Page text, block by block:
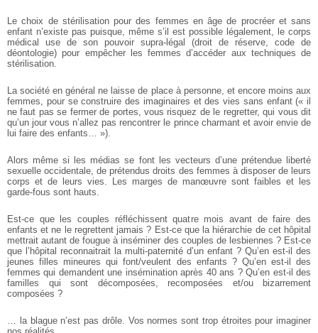
Le choix de stérilisation pour des femmes en âge de procréer et sans
enfant n’existe pas puisque, même s’il est possible légalement, le corps
médical use de son pouvoir supra-légal (droit de réserve, code de
déontologie) pour empêcher les femmes d’accéder aux techniques de
stérilisation.
La société en général ne laisse de place à personne, et encore moins aux
femmes, pour se construire des imaginaires et des vies sans enfant (« il
ne faut pas se fermer de portes, vous risquez de le regretter, qui vous dit
qu’un jour vous n’allez pas rencontrer le prince charmant et avoir envie de
lui faire des enfants… »).
Alors même si les médias se font les vecteurs d’une prétendue liberté
sexuelle occidentale, de prétendus droits des femmes à disposer de leurs
corps et de leurs vies. Les marges de manœuvre sont faibles et les
garde-fous sont hauts.
Est-ce que les couples réfléchissent quatre mois avant de faire des
enfants et ne le regrettent jamais ? Est-ce que la hiérarchie de cet hôpital
mettrait autant de fougue à inséminer des couples de lesbiennes ? Est-ce
que l’hôpital reconnaitrait la multi-paternité d’un enfant ? Qu’en est-il des
jeunes filles mineures qui font/veulent des enfants ? Qu’en est-il des
femmes qui demandent une insémination après 40 ans ? Qu’en est-il des
familles qui sont décomposées, recomposées et/ou bizarrement
composées ?
… la blague n’est pas drôle. Vos normes sont trop étroites pour imaginer